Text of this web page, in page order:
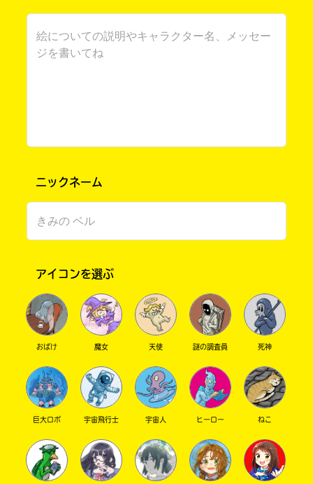
書店に届いた
みんなからのお手紙が
読める
ニックネーム
アイコンを選ぶ
おばけ 魔女 天使 謎の調査員 死神
巨大ロボ 宇宙飛行士 宇宙人 ヒーロー ねこ